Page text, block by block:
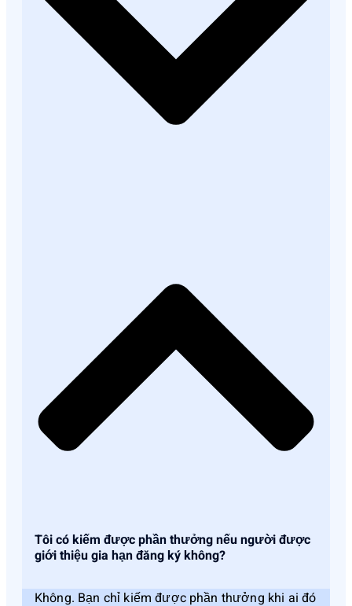
Tôi có kiếm được phần thưởng nếu người được
giới thiệu gia hạn đăng ký không?
Không. Bạn chỉ kiếm được phần thưởng khi ai đó